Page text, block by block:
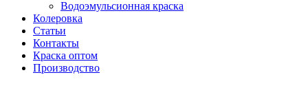
Водоэмульсионная краска
Колеровка
Статьи
Контакты
Краска оптом
Производство